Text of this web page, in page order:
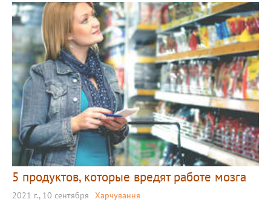
5 продуктов, которые вредят работе мозга
2021 г., 10 сентября Харчування